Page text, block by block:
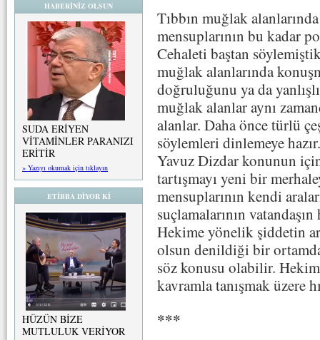
HABERİNİZ OLSUN
SUDA ERİYEN
VİTAMİNLER PARANIZI
ERİTİR
» Yazıyı okumak için tıklayın
ETİBBA DİYOR Kİ
HÜZÜN BİZE
MUTLULUK VERİYOR
Tıbbın muğlak
mensuplarının bu kadar
Cehaleti baştan
muğlak alanlarında
doğruluğunu ya da
muğlak alanlar aynı
alanlar. Daha önce türlü
söylemleri dinlemeye
Yavuz Dizdar konunun
tartışmayı yeni bir
mensuplarının kendi
suçlamalarının
Hekime yönelik şiddetin
olsun denildiği bir
söz konusu olabilir.
kavramla tanışmak üzere
***